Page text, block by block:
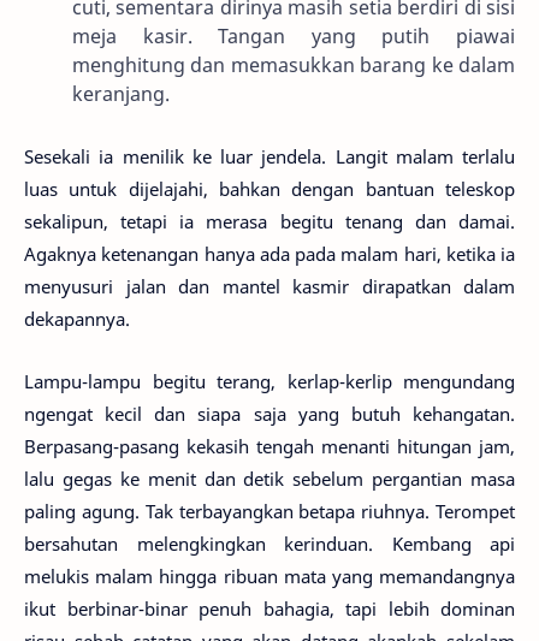
cuti, sementara dirinya masih setia berdiri di sisi
meja kasir. Tangan yang putih piawai
menghitung dan memasukkan barang ke dalam
keranjang.
Sesekali ia menilik ke luar jendela. Langit malam terlalu
luas untuk dijelajahi, bahkan dengan bantuan teleskop
sekalipun, tetapi ia merasa begitu tenang dan damai.
Agaknya ketenangan hanya ada pada malam hari, ketika ia
menyusuri jalan dan mantel kasmir dirapatkan dalam
dekapannya.
Lampu-lampu begitu terang, kerlap-kerlip mengundang
ngengat kecil dan siapa saja yang butuh kehangatan.
Berpasang-pasang kekasih tengah menanti hitungan jam,
lalu gegas ke menit dan detik sebelum pergantian masa
paling agung. Tak terbayangkan betapa riuhnya. Terompet
bersahutan melengkingkan kerinduan. Kembang api
melukis malam hingga ribuan mata yang memandangnya
ikut berbinar-binar penuh bahagia, tapi lebih dominan